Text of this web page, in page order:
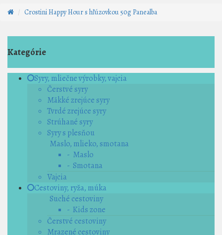
Crostini Happy Hour s hľúzovkou 50g Panealba
Kategórie
Syry, mliečne výrobky, vajcia
Čerstvé syry
Mäkké zrejúce syry
Tvrdé zrejúce syry
Strúhané syry
Syry s plesňou
Maslo, mlieko, smotana
- Maslo
- Smotana
Vajcia
Cestoviny, ryža, múka
Suché cestoviny
- Kids zone
Čerstvé cestoviny
Mrazené cestoviny